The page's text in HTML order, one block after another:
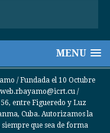
MENU
/ Fundada el 10 Octubre
/
entre Figueredo y Luz
Cuba. Autorizamos la
que sea de forma